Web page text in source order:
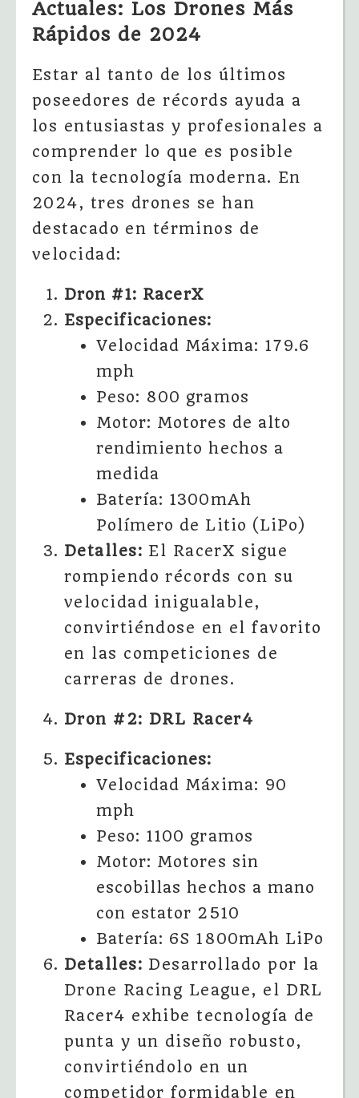
Actuales: Los Drones Más
Rápidos de 2024
Estar al tanto de los últimos
poseedores de récords ayuda a
los entusiastas y profesionales a
comprender lo que es posible
con la tecnología moderna. En
2024, tres drones se han
destacado en términos de
velocidad:
Dron #1: RacerX
Especificaciones:
Velocidad Máxima: 179.6
mph
Peso: 800 gramos
Motor: Motores de alto
rendimiento hechos a
medida
Batería: 1300mAh
Polímero de Litio (LiPo)
Detalles: El RacerX sigue
rompiendo récords con su
velocidad inigualable,
convirtiéndose en el favorito
en las competiciones de
carreras de drones.
Dron #2: DRL Racer4
Especificaciones:
Velocidad Máxima: 90
mph
Peso: 1100 gramos
Motor: Motores sin
escobillas hechos a mano
con estator 2510
Batería: 6S 1800mAh LiPo
Detalles: Desarrollado por la
Drone Racing League, el DRL
Racer4 exhibe tecnología de
punta y un diseño robusto,
convirtiéndolo en un
competidor formidable en